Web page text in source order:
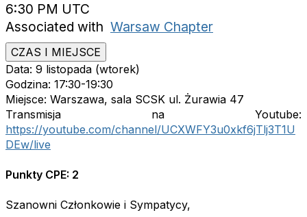
6:30 PM UTC
Associated with Warsaw Chapter
CZAS I MIEJSCE
Data: 9 listopada (wtorek)
Godzina: 17:30-19:30
Miejsce: Warszawa, sala SCSK ul. Żurawia 47
Transmisja na Youtube:
https://youtube.com/channel/UCXWFY3u0xkf6jTlj3T1U
DEw/live
Punkty CPE: 2
Szanowni Członkowie i Sympatycy,